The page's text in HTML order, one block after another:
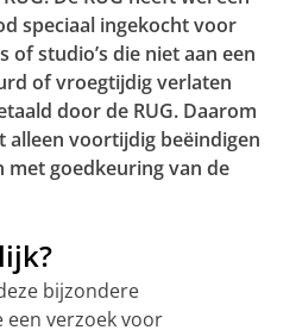
speciaal ingekocht voor
of studio’s die niet aan een
of vroegtijdig verlaten
door de RUG. Daarom
voortijdig beëindigen
met goedkeuring van de
bijzondere
verzoek voor